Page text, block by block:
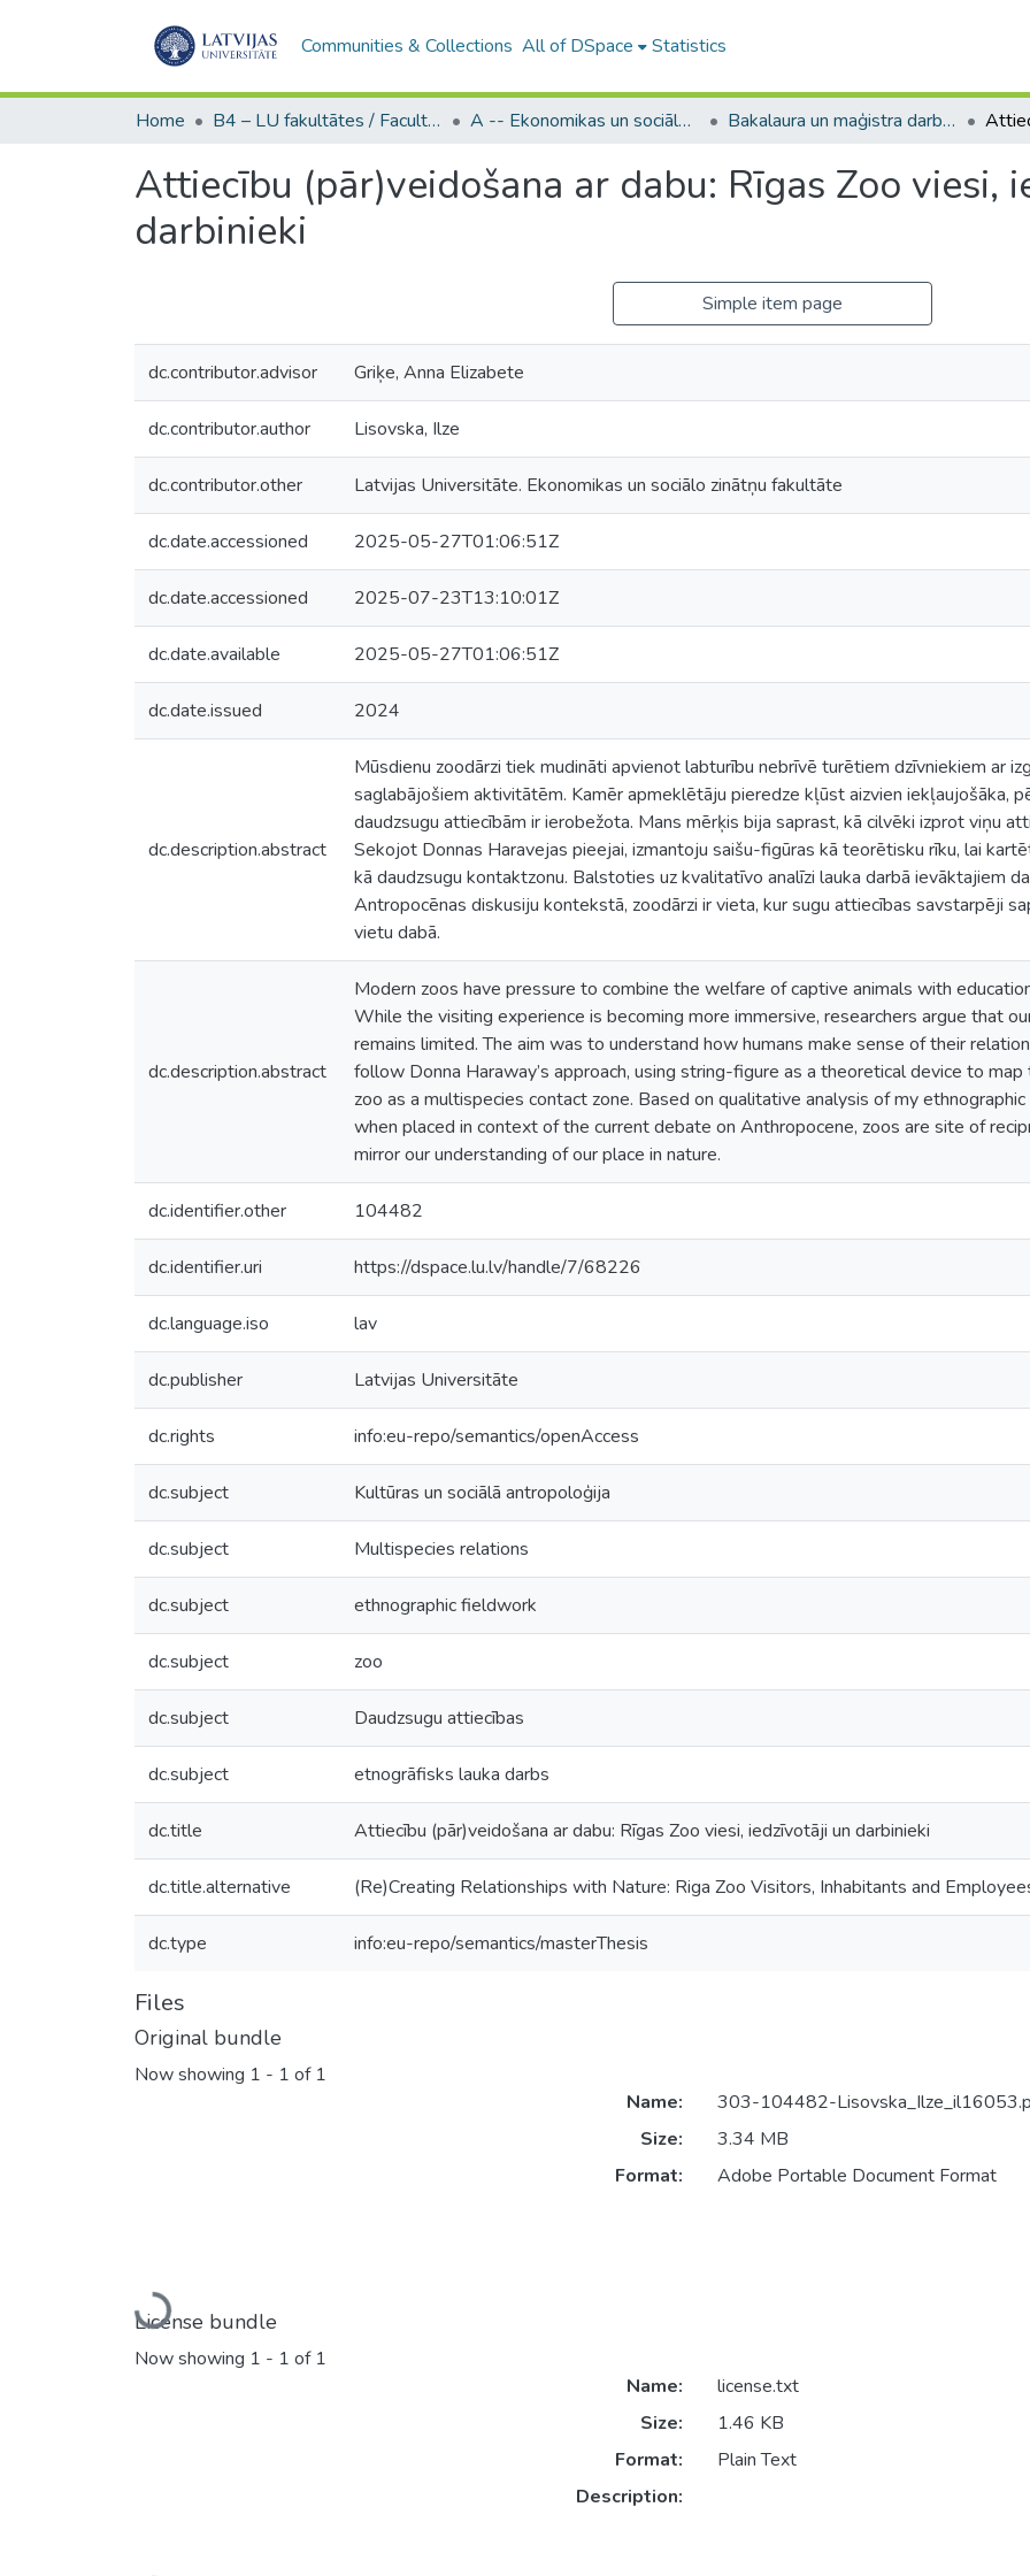
Communities & Collections All of DSpace Statistics
Home B4 – LU fakultātes / Faculties of the UL A -- Ekonomikas un sociālo zinātņu fakultāte / Faculty of Economics and Social Sciences Bakalaura un maģistra darbi (ESZF) / Bachelor's and Master's theses
Attiecību (pār)veidošana ar dabu: Rīgas Zoo viesi,
darbinieki
Simple item page
dc.contributor.advisor Griķe, Anna Elizabete
dc.contributor.author Lisovska, Ilze
dc.contributor.other Latvijas Universitāte. Ekonomikas un sociālo zinātņu fakultāte
dc.date.accessioned 2025-05-27T01:06:51Z
dc.date.accessioned 2025-07-23T13:10:01Z
dc.date.available 2025-05-27T01:06:51Z
dc.date.issued 2024
dc.description.abstract
Mūsdienu zoodārzi tiek mudināti apvienot labturību nebrīvē turētiem dzīvniekiem ar
saglabājošiem aktivitātēm. Kamēr apmeklētāju pieredze kļūst aizvien iekļaujošāka,
daudzsugu attiecībām ir ierobežota. Mans mērķis bija saprast, kā cilvēki izprot viņu
Sekojot Donnas Haravejas pieejai, izmantoju saišu-figūras kā teorētisku rīku, lai
kā daudzsugu kontaktzonu. Balstoties uz kvalitatīvo analīzi lauka darbā ievāktajiem
Antropocēnas diskusiju kontekstā, zoodārzi ir vieta, kur sugu attiecības savstarpēji
vietu dabā.
dc.description.abstract
Modern zoos have pressure to combine the welfare of captive animals with
While the visiting experience is becoming more immersive, researchers argue that
remains limited. The aim was to understand how humans make sense of their
follow Donna Haraway’s approach, using string-figure as a theoretical device to
zoo as a multispecies contact zone. Based on qualitative analysis of my
when placed in context of the current debate on Anthropocene, zoos are site of
mirror our understanding of our place in nature.
dc.identifier.other 104482
dc.identifier.uri https://dspace.lu.lv/handle/7/68226
dc.language.iso lav
dc.publisher Latvijas Universitāte
dc.rights info:eu-repo/semantics/openAccess
dc.subject Kultūras un sociālā antropoloģija
dc.subject Multispecies relations
dc.subject ethnographic fieldwork
dc.subject zoo
dc.subject Daudzsugu attiecības
dc.subject etnogrāfisks lauka darbs
dc.title Attiecību (pār)veidošana ar dabu: Rīgas Zoo viesi, iedzīvotāji un darbinieki
dc.title.alternative (Re)Creating Relationships with Nature: Riga Zoo Visitors, Inhabitants and
dc.type info:eu-repo/semantics/masterThesis
Files
Original bundle
Now showing 1 - 1 of 1
Loading...
Name:
303-104482-
Size:
3.34 MB
Format:
Adobe Portable Document Format
License bundle
Now showing 1 - 1 of 1
Name:
license.txt
Size:
1.46 KB
Format:
Plain Text
Description: